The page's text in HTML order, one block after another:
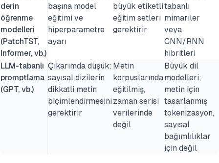
derin
öğrenme
modelleri
(PatchTST,
Informer, vb.)
başına model
eğitimi ve
hiperparametre
ayarı
büyük etiketli
eğitim setleri
gerektirir
tabanlı
mimariler
veya
CNN/RNN
hibritleri
LLM-tabanlı
promptlama
(GPT, vb.)
Çıkarımda düşük;
sayısal dizilerin
dikkatli metin
biçimlendirmesini
gerektirir
Metin
korpuslarında
eğitilmiş,
zaman serisi
verilerinde
değil
Büyük dil
modelleri;
metin için
tasarlanmış
tokenizasyon,
sayısal
bağımlılıklar
için değil